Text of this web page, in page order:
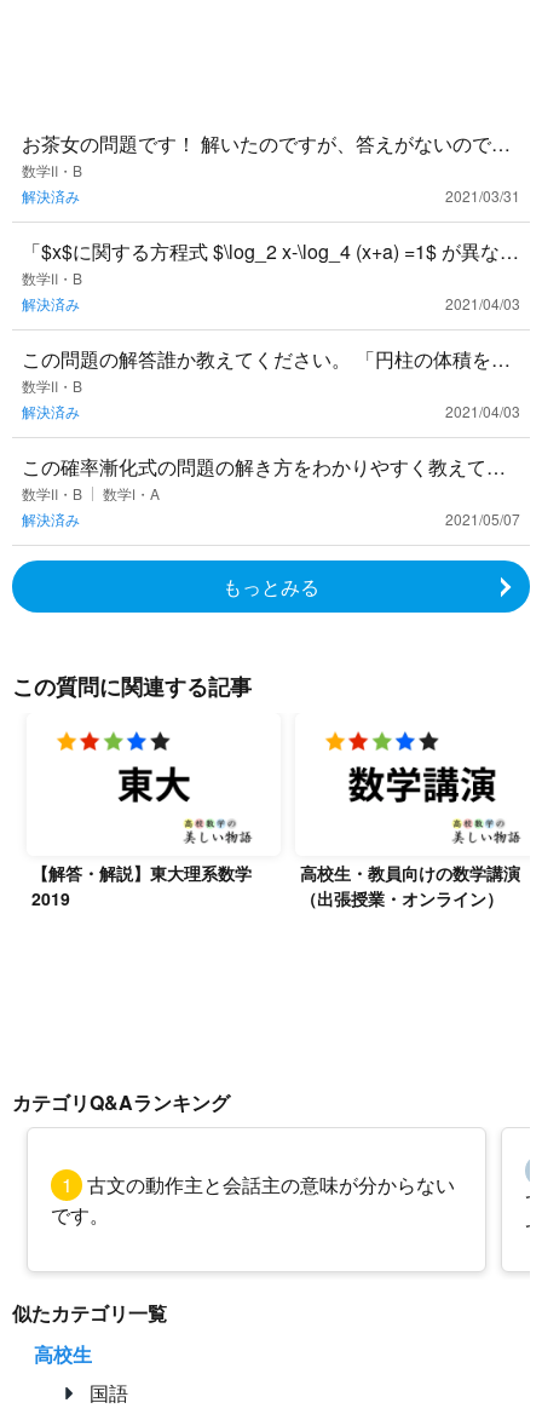
お茶女の問題です！ 解いたのですが、答えがないのであ
っているかわかりません 回答解説をお願いします！
数学Ⅱ・B
解決済み
2021/03/31
「$x$に関する方程式 $\log_2 x-\log_4 (x+a) =1$ が異なる
2つの実数気を持つための実数$a$
数学Ⅱ・B
解決済み
2021/04/03
この問題の解答誰か教えてください。 「円柱の体積を
V、表面積をS、高さをh、底面の半径をrとする。 （１）
Vをh、rで表
数学Ⅱ・B
解決済み
2021/04/03
この確率漸化式の問題の解き方をわかりやすく教えてく
ださい！（１）ができれば（２）もできるのですが、
（２）にいつもたどり着けません......
数学Ⅱ・B
数学Ⅰ・A
解決済み
2021/05/07
もっとみる
この質問に関連する記事
【解答・解説】東大理系数学
2019
高校生・教員向けの数学講演
（出張授業・オンライン）
カテゴリQ&Aランキング
1
古文の動作主と会話主の意味が分からない
です。
似たカテゴリ一覧
高校生
国語